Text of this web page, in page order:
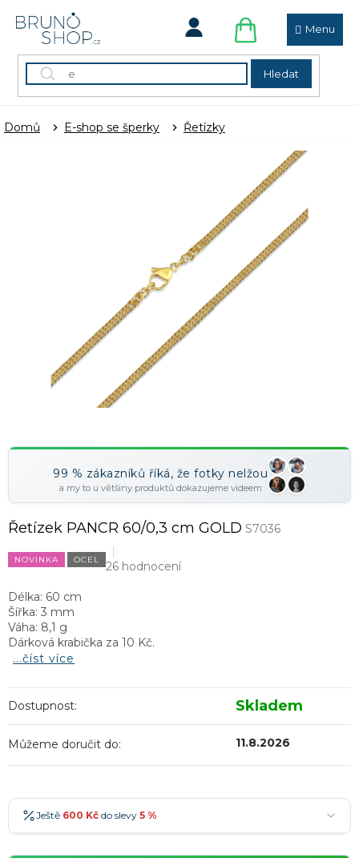
Hledat
NÁKUPNÍ
KOŠÍK
Domů E-shop se šperky Řetízky
99 % zákazníků říká, že fotky nelžou
a my to u většiny produktů dokazujeme videem
Řetízek PANCR 60/0,3 cm GOLD S7036
NOVINKA OCEL 26 hodnocení
Délka: 60 cm
Šířka: 3 mm
Váha: 8,1 g
Dárková krabička za 10 Kč.
...číst více
Dostupnost: Skladem
Můžeme doručit do: 11.8.2026
Ještě 600 Kč do slevy 5 %